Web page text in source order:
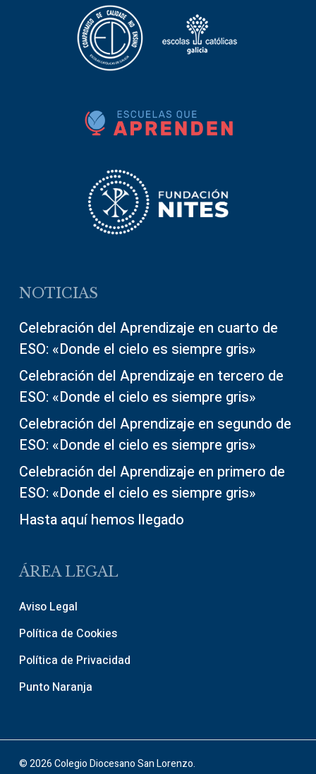
NOTICIAS
Celebración del Aprendizaje en cuarto de
ESO: «Donde el cielo es siempre gris»
Celebración del Aprendizaje en tercero de
ESO: «Donde el cielo es siempre gris»
Celebración del Aprendizaje en segundo de
ESO: «Donde el cielo es siempre gris»
Celebración del Aprendizaje en primero de
ESO: «Donde el cielo es siempre gris»
Hasta aquí hemos llegado
ÁREA LEGAL
Aviso Legal
Política de Cookies
Política de Privacidad
Punto Naranja
© 2026 Colegio Diocesano San Lorenzo.